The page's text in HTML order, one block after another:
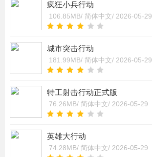
疯狂小兵行动
106.85MB/ 简体中文/ 2026-05-29
城市突击行动
181.99MB/ 简体中文/ 2026-05-29
特工射击行动正式版
76.26MB/ 简体中文/ 2026-05-29
英雄大行动
74.28MB/ 简体中文/ 2026-05-29